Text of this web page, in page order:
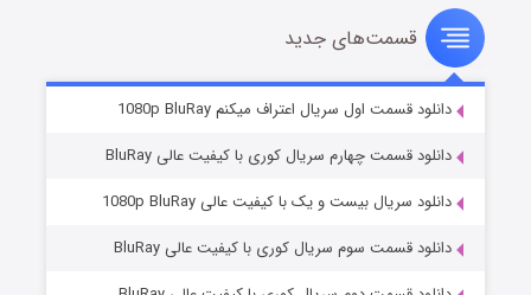
سریال زشت
قسمت۲ (زیرنویس) منتشر شد
قسمت‌های جدید
دانلود قسمت اول سریال اعتراف میکنم 1080p BluRay
دانلود قسمت چهارم سریال کوری با کیفیت عالی BluRay
دانلود سریال بیست و یک با کیفیت عالی 1080p BluRay
دانلود قسمت سوم سریال کوری با کیفیت عالی BluRay